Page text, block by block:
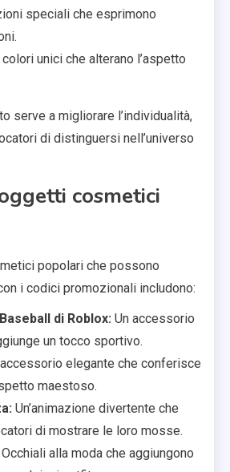
speciali che esprimono
unici che alterano l’aspetto
serve a migliorare l’individualità,
di distinguersi nell’universo
cosmetici
popolari che possono
i codici promozionali includono:
di Roblox: Un accessorio
un tocco sportivo.
elegante che conferisce
maestoso.
Un’animazione divertente che
di mostrare le loro mosse.
Occhiali alla moda che aggiungono